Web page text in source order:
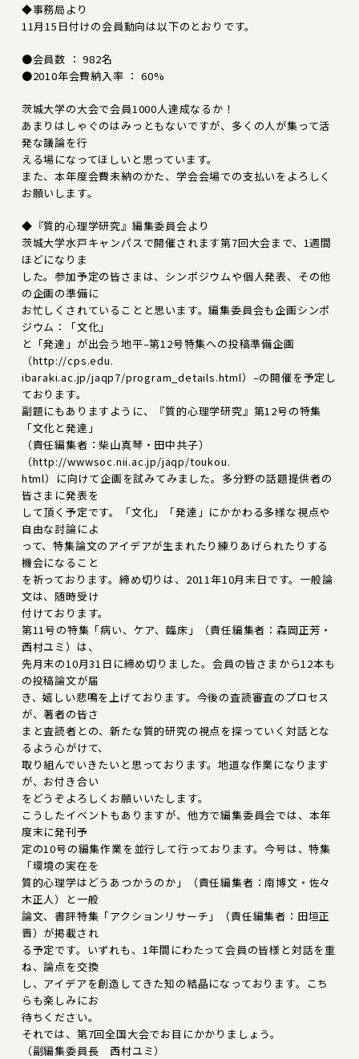
◆事務局より
11月15日付けの会員動向は以下のとおりです。
●会員数 ： 982名
●2010年会費納入率 ： 60%
茨城大学の大会で会員1000人達成なるか！
あまりはしゃぐのはみっともないですが、多くの人が集って活
発な議論を行
える場になってほしいと思っています。
また、本年度会費未納のかた、学会会場での支払いをよろしく
お願いします。
◆『質的心理学研究』編集委員会より
茨城大学水戸キャンパスで開催されます第7回大会まで、1週間
ほどになりま
した。参加予定の皆さまは、シンポジウムや個人発表、その他
の企画の準備に
お忙しくされていることと思います。編集委員会も企画シンポ
ジウム：「文化」
と「発達」が出会う地平–第12号特集への投稿準備企画
（http://cps.edu.
ibaraki.ac.jp/jaqp7/program_details.html）–の開催を予定し
ております。
副題にもありますように、『質的心理学研究』第12号の特集
「文化と発達」
（責任編集者：柴山真琴・田中共子）
（http://wwwsoc.nii.ac.jp/jaqp/toukou.
html）に向けて企画を試みてみました。多分野の話題提供者の
皆さまに発表を
して頂く予定です。「文化」「発達」にかかわる多様な視点や
自由な討論によ
って、特集論文のアイデアが生まれたり練りあげられたりする
機会になること
を祈っております。締め切りは、2011年10月末日です。一般論
文は、随時受け
付けております。
第11号の特集「病い、ケア、臨床」（責任編集者：森岡正芳・
西村ユミ）は、
先月末の10月31日に締め切りました。会員の皆さまから12本も
の投稿論文が届
き、嬉しい悲鳴を上げております。今後の査読審査のプロセス
が、著者の皆さ
まと査読者との、新たな質的研究の視点を探っていく対話とな
るよう心がけて、
取り組んでいきたいと思っております。地道な作業になります
が、お付き合い
をどうぞよろしくお願いいたします。
こうしたイベントもありますが、他方で編集委員会では、本年
度末に発刊予
定の10号の編集作業を並行して行っております。今号は、特集
「環境の実在を
質的心理学はどうあつかうのか」（責任編集者：南博文・佐々
木正人）と一般
論文、書評特集「アクションリサーチ」（責任編集者：田垣正
晋）が掲載され
る予定です。いずれも、1年間にわたって会員の皆様と対話を重
ね、論点を交換
し、アイデアを創造してきた知の結晶になっております。こち
らも楽しみにお
待ちください。
それでは、第7回全国大会でお目にかかりましょう。
（副編集委員長 西村ユミ）